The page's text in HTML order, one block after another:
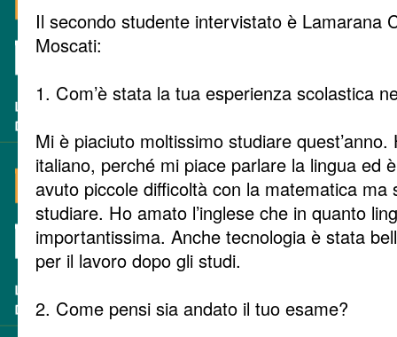
Il secondo studente intervistato è Lamarana
Moscati:
1. Com’è stata la tua esperienza scolastica
Mi è piaciuto moltissimo studiare
italiano, perché mi piace parlare la lingua ed
avuto piccole difficoltà con la matematica
studiare. Ho amato l’inglese che in quanto
importantissima. Anche tecnologia è stata
per il lavoro dopo gli studi.
2. Come pensi sia andato il tuo esame?